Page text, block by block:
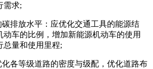
需求;
排放水平：应优化交通工具的能源结
车的比例，增加新能源机动车的使用
总量和使用里程;
各等级道路的密度与级配，优化道路布